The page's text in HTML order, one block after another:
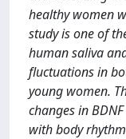
healthy women
study is one of
human saliva
fluctuations in
young women.
changes in
with body